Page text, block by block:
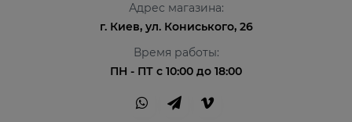
Адрес магазина:
г. Киев, ул. Кониського, 26
Время работы:
ПН - ПТ с 10:00 до 18:00